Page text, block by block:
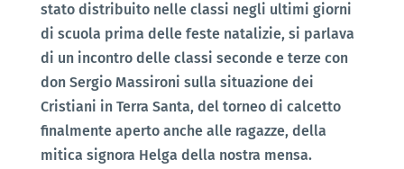
stato distribuito nelle classi negli ultimi giorni
di scuola prima delle feste natalizie, si parlava
di un incontro delle classi seconde e terze con
don Sergio Massironi sulla situazione dei
Cristiani in Terra Santa, del torneo di calcetto
finalmente aperto anche alle ragazze, della
mitica signora Helga della nostra mensa.